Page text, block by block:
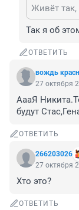
Так я об
ОТВЕТИТЬ
вождь
27 октября
АааЯ
будут
ОТВЕТИТЬ
266203026
27 октября
Хто это?
ОТВЕТИТЬ